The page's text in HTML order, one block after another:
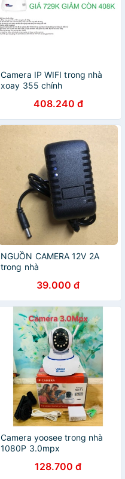
Camera IP WIFI trong nhà
xoay 355 chính
WIFI WIOT 1021
408.240 đ
NGUỒN CAMERA 12V 2A
trong nhà
39.000 đ
Camera yoosee trong nhà
1080P 3.0mpx
128.700 đ